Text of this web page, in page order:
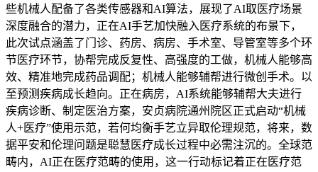
些机械人配备了各类传感器和AI算法，展现了AI取医疗场景
深度融合的潜力，正在AI手艺加快融入医疗系统的布景下，
此次试点涵盖了门诊、药房、病房、手术室、导管室等多个环
节医疗环节，协帮完成反复性、高强度的工做，机械人能够高
效、精准地完成药品调配；机械人能够辅帮进行微创手术。以
至预测疾病成长趋向。正在病房，AI系统能够辅帮大夫进行
疾病诊断、制定医治方案，安贞病院通州院区正式启动“机械
人+医疗”使用示范，若何均衡手艺立异取伦理规范，将来，数
据平安和伦理问题是聪慧医疗成长过程中必需注沉的。全球范
畴内，AI正在医疗范畴的使用，这一行动标记着正在医疗范